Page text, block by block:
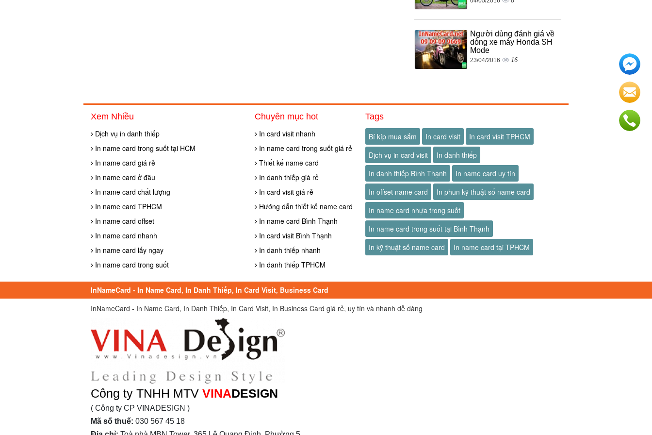
Người dùng đánh giá về
dòng xe máy Honda SH
Mode
23/04/2016 16
Xem Nhiều
Dịch vụ in danh thiếp
In name card trong suốt tại HCM
In name card giá rẻ
In name card ở đâu
In name card chất lượng
In name card TPHCM
In name card offset
In name card nhanh
In name card lấy ngay
In name card trong suốt
Chuyên mục hot
In card visit nhanh
In name card trong suốt giá rẻ
Thiết kế name card
In danh thiếp giá rẻ
In card visit giá rẻ
Hướng dẫn thiết kế name card
In name card Bình Thạnh
In card visit Bình Thạnh
In danh thiếp nhanh
In danh thiếp TPHCM
Tags
Bí kíp mua sắm In card visit
In card visit TPHCM
Dịch vụ in card visit
In danh thiếp
In danh thiếp Bình Thạnh
In name card uy tín
In offset name card
In phun kỹ thuật số name card
In name card nhựa trong suốt
In name card trong suốt tại Bình Thạnh
In kỹ thuật số name card
In name card tại TPHCM
InNameCard - In Name Card, In Danh Thiếp, In Card Visit, Business Card
InNameCard - In Name Card, In Danh Thiếp, In Card Visit, In Business Card giá rẻ, uy tín và nhanh dễ dàng
Công ty TNHH MTV VINADESIGN
( Công ty CP VINADESIGN )
Mã số thuế: 030 567 45 18